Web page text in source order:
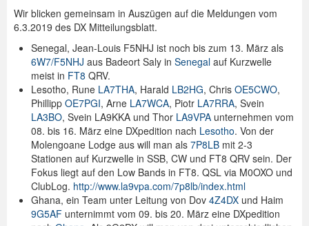
Relais
Downloads
Spenden
Login
Wir blicken gemeinsam in Auszügen auf die Meldungen vom
6.3.2019 des DX Mitteilungsblatt.
Senegal, Jean-Louis F5NHJ ist noch bis zum 13. März als
6W7/F5NHJ aus Badeort Saly in Senegal auf Kurzwelle
meist in FT8 QRV.
Lesotho, Rune LA7THA, Harald LB2HG, Chris OE5CWO,
Phillipp OE7PGI, Arne LA7WCA, Piotr LA7RRA, Svein
LA3BO, Svein LA9KKA und Thor LA9VPA unternehmen vom
08. bis 16. März eine DXpedition nach Lesotho. Von der
Molengoane Lodge aus will man als 7P8LB mit 2-3
Stationen auf Kurzwelle in SSB, CW und FT8 QRV sein. Der
Fokus liegt auf den Low Bands in FT8. QSL via M0OXO und
ClubLog. http://www.la9vpa.com/7p8lb/index.html
Ghana, ein Team unter Leitung von Dov 4Z4DX und Haim
9G5AF unternimmt vom 09. bis 20. März eine DXpedition